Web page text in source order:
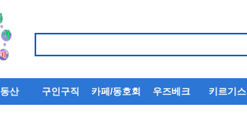
산 구인구직 카페/동호회 우즈베크 키르기스